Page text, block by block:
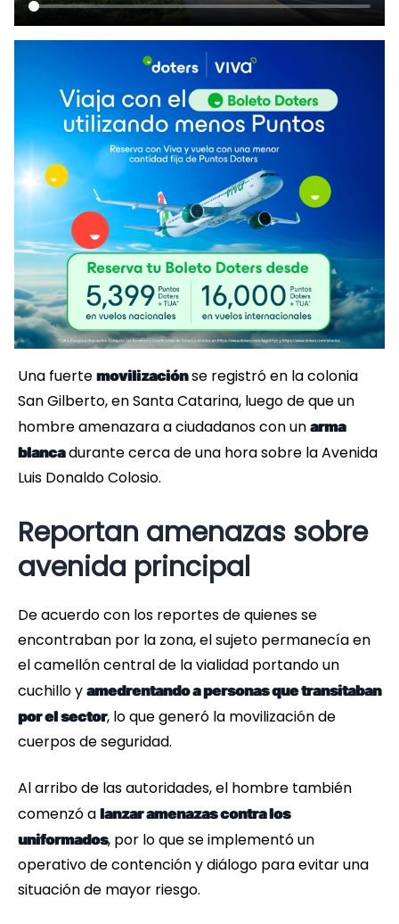
Una fuerte movilizaciónse registró en la colonia
San Gilberto, en Santa Catarina, luego de que un
hombre amenazara a ciudadanos con un arma
blancadurante cerca de una hora sobre la Avenida
Luis Donaldo Colosio.
Reportan amenazas sobre
avenida principal
De acuerdo con los reportes de quienes se
encontraban por la zona, el sujeto permanecía en
el camellón central de la vialidad portando un
cuchillo y amedrentando a personas que transitaban
por el sector, lo que generó la movilización de
cuerpos de seguridad.
Al arribo de las autoridades, el hombre también
comenzó a lanzar amenazas contra los
uniformados, por lo que se implementó un
operativo de contención y diálogo para evitar una
situación de mayor riesgo.